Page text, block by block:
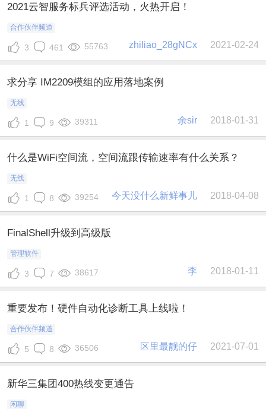
2021云智服务标兵评选活动，火热开启！
合作伙伴频道
3 461 55763 zhiliao_28gNCx 2021-02-24
求分享 IM2209模组的应用落地案例
无线
1 9 39311 余sir 2018-01-31
什么是WiFi空间流，空间流跟传输速率有什么关系？
无线
1 8 39254 今天没什么新鲜事儿 2018-04-08
FinalShell升级到高级版
管理软件
3 7 38617 李 2018-01-11
重要发布！硬件自动化诊断工具上线啦！
合作伙伴频道
5 8 36506 区里最靓的仔 2021-07-01
新华三集团400热线变更通告
闲聊